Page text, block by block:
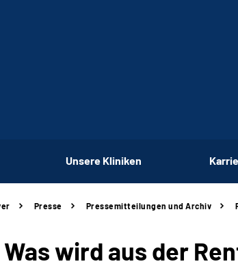
Unsere Kliniken
Presse Pressemitteilungen und Archiv
wird aus der